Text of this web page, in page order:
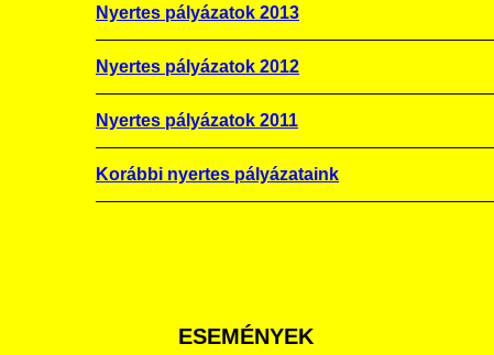
Nyertes pályázatok 2013
Nyertes pályázatok 2012
Nyertes pályázatok 2011
Korábbi nyertes pályázataink
ESEMÉNYEK